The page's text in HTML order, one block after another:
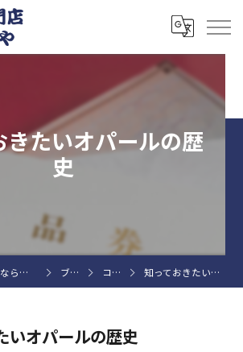
きたいオパールの歴
史
東京都駒込で買取なら買取専門店めぐりや ブログ コラム 知っておきたいオパールの歴史
いオパールの歴史